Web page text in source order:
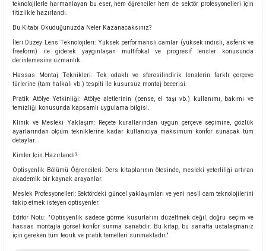
teknolojilerle harmanlayan bu eser, hem öğrenciler hem de sektör profesyonelleri için
titizlikle hazırlandı.
Bu Kitabı Okuduğunuzda Neler Kazanacaksınız?
İleri Düzey Lens Teknolojileri: Yüksek performanslı camlar (yüksek indisli, asferik ve
freeform) ile giderek yaygınlaşan multifokal ve progresif lensler konusunda
derinlemesine uzmanlık.
Hassas Montaj Teknikleri: Tek odaklı ve sferosilindirik lenslerin farklı çerçeve
türlerine (tam halkalı vb.) tespiti ile kusursuz montaj becerisi.
Pratik Atölye Yetkinliği: Atölye aletlerinin (pense, el taşı vb.) kullanımı, bakımı ve
temizliği konusunda kapsamlı uygulama bilgisi.
Klinik ve Mesleki Yaklaşım: Reçete kurallarından uygun çerçeve seçimine, gözlük
ayarlarından ölçüm tekniklerine kadar kullanıcıya maksimum konfor sunacak tüm
detaylar.
Kimler İçin Hazırlandı?
Optisyenlik Bölümü Öğrencileri: Ders kitaplarının ötesinde, mesleki yeterliliği artıran
akademik bir kaynak arayanlar.
Meslek Profesyonelleri: Sektördeki güncel yaklaşımları ve yeni nesil cam teknolojilerini
takip etmek isteyen optisyenler.
Editör Notu: "Optisyenlik sadece görme kusurlarını düzeltmek değil, doğru seçim ve
hassas montajla görsel konfor sunma sanatıdır. Bu kitap, bu sanatta ustalaşmanız
için gereken tüm teorik ve pratik temelleri sunmaktadır."